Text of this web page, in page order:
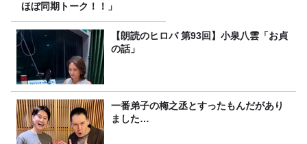
ほぼ同期トーク！！」
【朗読のヒロバ 第93回】小泉八雲「お貞
の話」
一番弟子の梅之丞とすったもんだがあり
ました…